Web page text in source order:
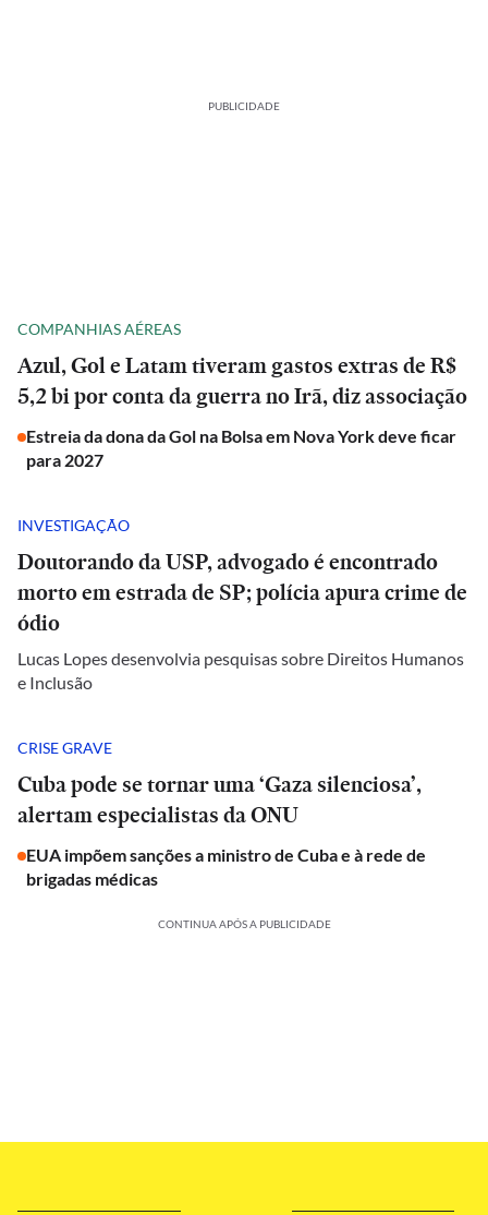
PUBLICIDADE
COMPANHIAS AÉREAS
Azul, Gol e Latam tiveram gastos extras de R$
5,2 bi por conta da guerra no Irã, diz associação
Estreia da dona da Gol na Bolsa em Nova York deve ficar
para 2027
INVESTIGAÇÃO
Doutorando da USP, advogado é encontrado
morto em estrada de SP; polícia apura crime de
ódio
Lucas Lopes desenvolvia pesquisas sobre Direitos Humanos
e Inclusão
CRISE GRAVE
Cuba pode se tornar uma ‘Gaza silenciosa’,
alertam especialistas da ONU
EUA impõem sanções a ministro de Cuba e à rede de
brigadas médicas
CONTINUA APÓS A PUBLICIDADE